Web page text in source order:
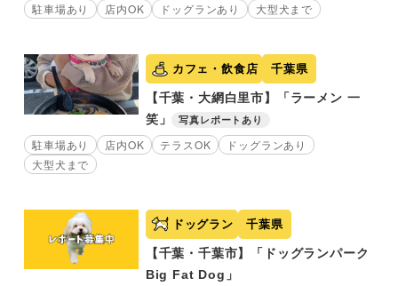
駐車場あり 店内OK ドッグランあり 大型犬まで
カフェ・飲食店 千葉県
【千葉・大網白里市】「ラーメン 一
笑」
写真レポートあり
駐車場あり 店内OK テラスOK
ドッグランあり
大型犬まで
ドッグラン 千葉県
【千葉・千葉市】「ドッグランパーク
Big Fat Dog」